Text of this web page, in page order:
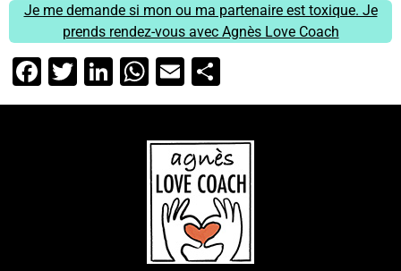
Je me demande si mon ou ma partenaire est toxique. Je
prends rendez-vous avec Agnès Love Coach
Facebook
Twitter
LinkedIn
WhatsApp
Email